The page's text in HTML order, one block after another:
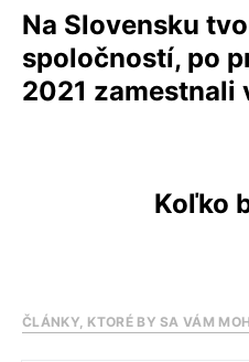
Na Slovensku
spoločností, po
2021 zamestnali
Koľko
ČLÁNKY, KTORÉ BY SA VÁM